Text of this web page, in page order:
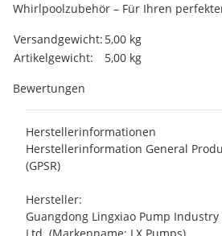
Whirlpoolzubehör – Für Ihren
Produkteigenschaft
Wert
Versandgewicht: 5,00 kg
Artikelgewicht:
5,00 kg
Bewertungen
Herstellerinformationen
Herstellerinformation General
(GPSR)
Hersteller:
Guangdong Lingxiao Pump Industry